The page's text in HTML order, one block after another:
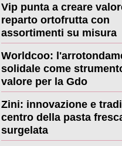
Vip punta a creare
reparto ortofrutta con
assortimenti su misura
Worldcoo:
solidale come
valore per la Gdo
Zini: innovazione e
centro della pasta
surgelata